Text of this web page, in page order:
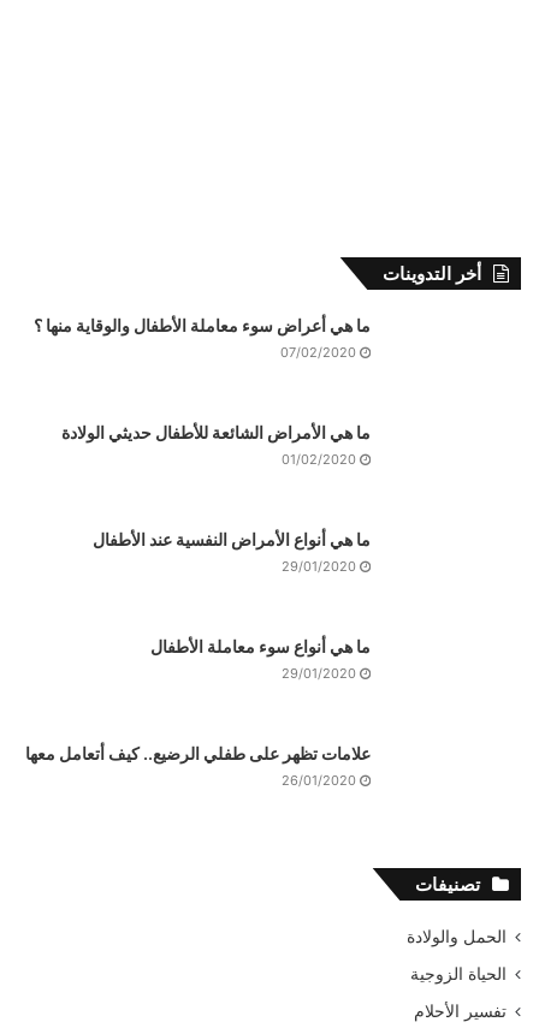
أخر التدوينات
ما هي أعراض سوء معاملة الأطفال والوقاية منها ؟
07/02/2020
ما هي الأمراض الشائعة للأطفال حديثي الولادة
01/02/2020
ما هي أنواع الأمراض النفسية عند الأطفال
29/01/2020
ما هي أنواع سوء معاملة الأطفال
29/01/2020
علامات تظهر على طفلي الرضيع.. كيف أتعامل معها
26/01/2020
تصنيفات
الحمل والولادة
الحياة الزوجية
تفسير الأحلام